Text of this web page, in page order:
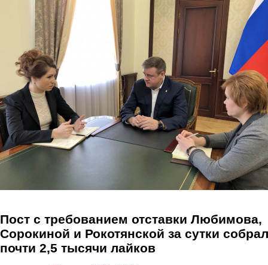
Перейти к основному содержанию
Пост с требованием отставки Любимова,
Сорокиной и Рокотянской за сутки собрал
почти 2,5 тысячи лайков